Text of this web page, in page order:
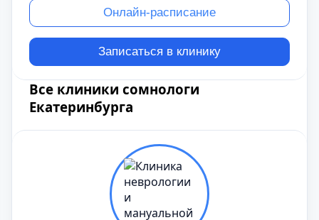
Онлайн-расписание
Записаться в клинику
Все клиники сомнологи
Екатеринбурга